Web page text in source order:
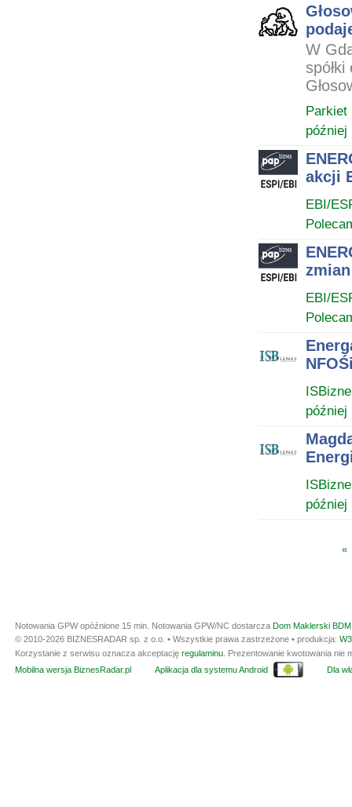
W
Parkiet
później
akcji
EBI/
EBI/
później
później
«
Notowania GPW opóźnione 15 min. Notowania GPW/NC dostarcza Dom Maklerski
© 2010-2026 BIZNESRADAR sp. z o.o. • Wszystkie prawa zastrzeżone • produkcja:
Korzystanie z serwisu oznacza akceptację regulaminu . Prezentowanie kwotowania
Mobilna wersja BiznesRadar.pl
Aplikacja dla systemu Android Dla